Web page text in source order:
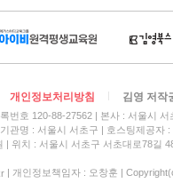
개인정보처리방침 김영 저작
번호 120-88-27562
본사 : 서울시
관명 : 서울시 서초구
호스팅제공자
위치 : 서울시 서초구 서초대로78길
| 개인정보책임자 : 오창훈 |